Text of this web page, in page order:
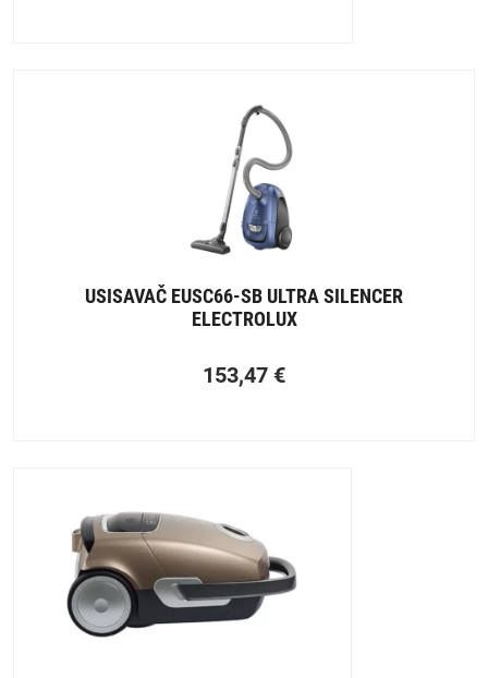
USISAVAČ EUSC66-SB ULTRA SILENCER
ELECTROLUX
153,47 €